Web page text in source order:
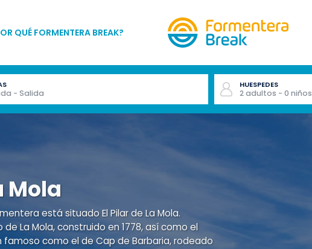
QUÉ FORMENTERA BREAK?
- Salida
HUESPEDES
2adultos - 0 niños
Mola
está situado El Pilar de La Mola.
La Mola, construido en 1778, así como el
como el de Cap de Barbaria, rodeado